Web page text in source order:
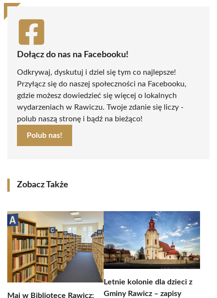
Dołącz do nas na Facebooku!
Odkrywaj, dyskutuj i dziel się tym co najlepsze!
Przyłącz się do naszej społeczności na Facebooku,
gdzie możesz dowiedzieć się więcej o lokalnych
wydarzeniach w Rawiczu. Twoje zdanie się liczy -
polub naszą stronę i bądź na bieżąco!
Polub nas!
Zobacz Także
Maj w Bibliotece Rawicz:
Letnie kolonie dla dzieci z
Gminy Rawicz – zapisy